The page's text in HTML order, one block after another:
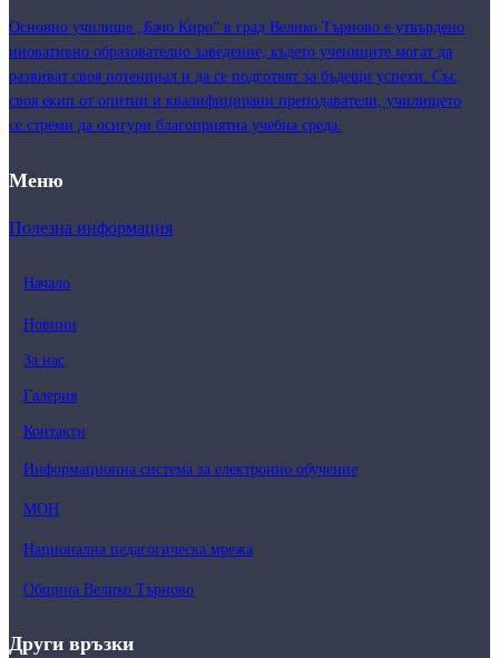
Основно училище „Бачо Киро“ в град Велико Търново е утвърдено
иновативно образователно заведение, където учениците могат да
развиват своя потенциал и да се подготвят за бъдещи успехи. Със
своя екип от опитни и квалифицирани преподаватели, училището
се стреми да осигури благоприятна учебна среда.
Меню
Полезна информация
Начало
Новини
За нас
Галерия
Контакти
Информационна система за електронно обучение
МОН
Национална педагогическа мрежа
Община Велико Търново
Други връзки